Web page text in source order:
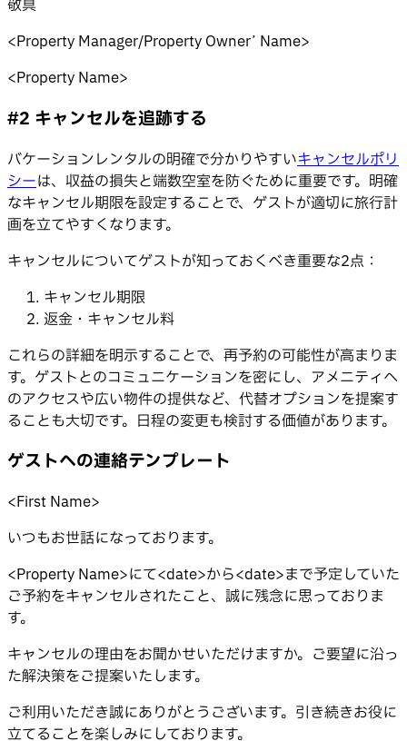
敬具
<Property Manager/Property Owner’ Name>
<Property Name>
#2 キャンセルを追跡する
バケーションレンタルの明確で分かりやすいキャンセルポリ
シーは、収益の損失と端数空室を防ぐために重要です。明確
なキャンセル期限を設定することで、ゲストが適切に旅行計
画を立てやすくなります。
キャンセルについてゲストが知っておくべき重要な2点：
キャンセル期限
返金・キャンセル料
これらの詳細を明示することで、再予約の可能性が高まりま
す。ゲストとのコミュニケーションを密にし、アメニティへ
のアクセスや広い物件の提供など、代替オプションを提案す
ることも大切です。日程の変更も検討する価値があります。
ゲストへの連絡テンプレート
<First Name>
いつもお世話になっております。
<Property Name>にて<date>から<date>まで予定していた
ご予約をキャンセルされたこと、誠に残念に思っておりま
す。
キャンセルの理由をお聞かせいただけますか。ご要望に沿っ
た解決策をご提案いたします。
ご利用いただき誠にありがとうございます。引き続きお役に
立てることを楽しみにしております。